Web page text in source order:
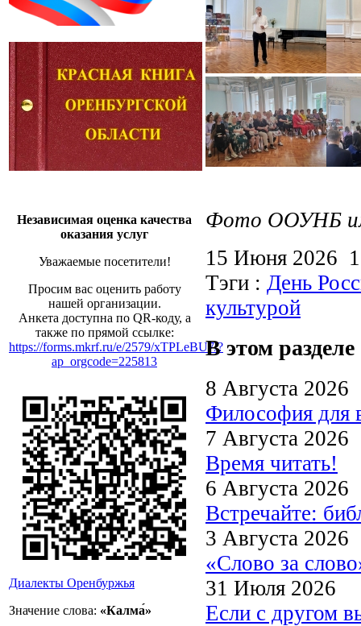
Независимая оценка качества
оказания услуг
Уважаемые посетители!
Просим вас оценить работу
нашей организации.
Анкета доступна по QR-коду, а
также по прямой ссылке:
https://forms.mkrf.ru/e/2579/xTPLeBU7/?
ap_orgcode=225813
Диалекты Оренбуржья
Значение слова: «Калма́»
Фото ООУНБ
15 Июня 2026
Тэги : День
культурой
В этом разделе
8 Августа 2026
Философия для
7 Августа 2026
Время читать!
6 Августа 2026
Встречайте:
3 Августа 2026
«Слово за
31 Июля 2026
Если с другом